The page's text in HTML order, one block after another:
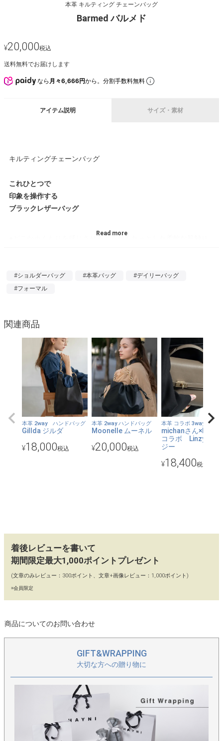
本革 キルティング チェーンバッグ
Barmed バルメド
¥20,000税込
送料無料でお届けします
なら 月々6,666円から。分割手数料無料
アイテム説明 サイズ・素材
キルティングチェーンバッグ
これひとつで
印象を操作する
ブラックレザーバッグ
込んだバッグです。
●金具はゴールド、シルバー2種類展開。金具でイメージも変わり
●見た目より意外に軽い？！毎日使いやすいよう、質感を保ちつ
ーンを使用しています。
●口は隠しマグネットで開閉します。中はすっきりとした空間に
オープンポケット×2と深めのファスナーポケットを装備。
●前面上部に小さく箔押しされたHAYNIロゴが小さなワンポイン
ト。そのロゴの下はゆるやかなカーブを描いたポケットになって
います。スマホや定期入れなど、すぐ取り出したいものを入れる
のにぴったり。
●チェーンバッグがお好きな方にも、はじめて使うという方に
も、どなたにでも使いやすい上品な雰囲気。その秘密は、たっぷ
●程よいツヤ感があり、しっとりやわらかな牛革を使用していま
す。
【コーディネート】
#ショルダーバッグ #本革バッグ
#デイリーバッグ
#フォーマル
関連商品
本革 2way ハンドバッグ
Gillda ジルダ
¥18,000税込
本革 2way ハンドバッグ
Moonelle ムーネル
¥20,000税込
本革 コラボ 3way
michanさん×HAYNI
コラボ Linzy リン
ジー
¥18,400税込
着後レビューを書いて
期間限定最大1,000ポイントプレゼント
(文章のみレビュー：300ポイント、文章+画像レビュー：1,000ポイント)
※会員限定
商品についてのお問い合わせ
GIFT&WRAPPING
大切な方への贈り物に